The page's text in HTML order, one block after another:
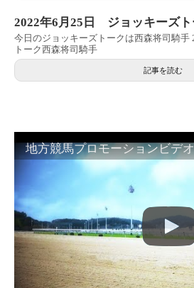
2022年6月25日 ジョッキーズト
今日のジョッキーズトークは西森将司騎手
トーク西森将司騎手
記事を読む